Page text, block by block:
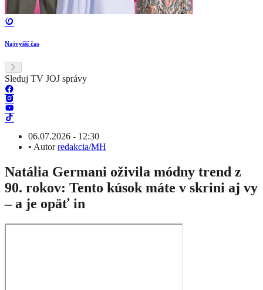
Najvyšší čas
Sleduj TV JOJ správy
06.07.2026 - 12:30
• Autorredakcia/MH
Natália Germani oživila módny trend z
90. rokov: Tento kúsok máte v skrini aj vy
– a je opäť in